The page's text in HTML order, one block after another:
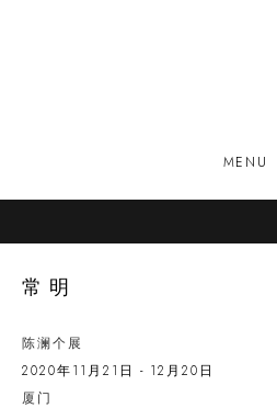
MENU
常明
陈澜个展
2020年11月21日 - 12月20日
厦门